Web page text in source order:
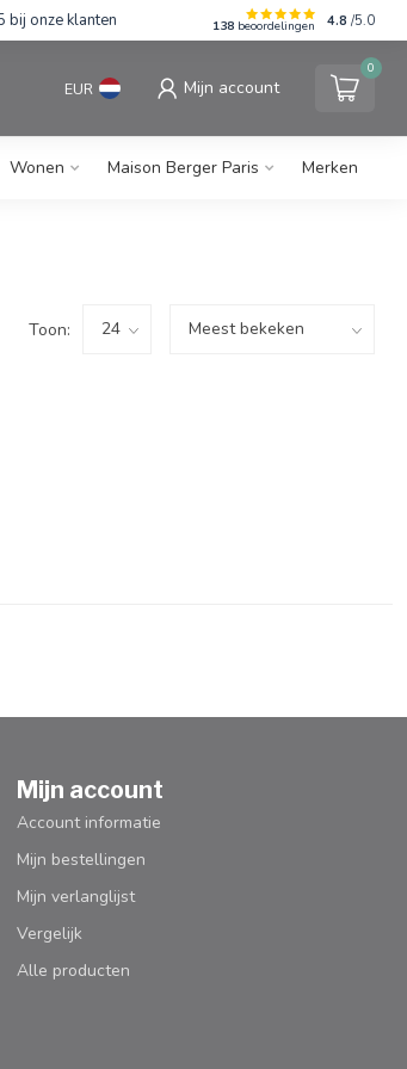
bij onze klanten 138 beoordelingen 4.8 /5.0
EUR Mijn account
0
Wonen Maison Berger Paris Merken
Toon:
Mijn account
Account informatie
Mijn bestellingen
Mijn verlanglijst
Vergelijk
Alle producten